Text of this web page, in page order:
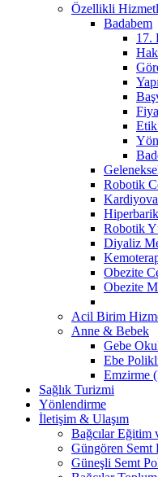
Özellikli
Badabem
17.
Robotik
Robotik
Diyaliz
Obezite
Obezite
Acil Birim
Anne & Bebek
Gebe
Ebe
Emzirme
Sağlık Turizmi
Yönlendirme
İletişim & Ulaşım
Bağcılar Eğitim
Güngören
Güneşli Semt